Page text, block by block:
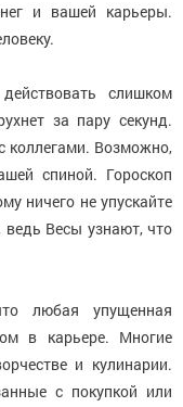
и вашей карьеры.
слишком
за пару секунд.
коллегами. Возможно,
спиной. Гороскоп
ничего не упускайте
ведь Весы узнают, что
любая упущенная
в карьере. Многие
и кулинарии.
с покупкой или